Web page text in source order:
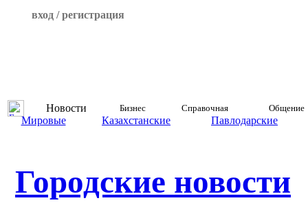
вход / регистрация
Новости Бизнес Справочная Общение
Мировые Казахстанские Павлодарские
Городские новости